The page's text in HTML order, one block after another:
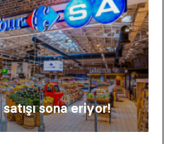
sona eriyor!